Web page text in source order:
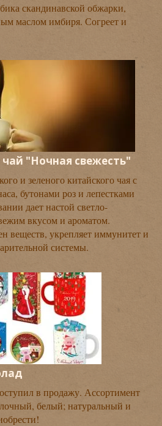
скандинавской обжарки,
маслом имбиря. Согреет и
"Ночная свежесть"
и зеленого китайского чая с
бутонами роз и лепестками
дает настой светло-
вкусом и ароматом.
веществ, укрепляет иммунитет и
системы.
в продажу. Ассортимент
белый; натуральный и